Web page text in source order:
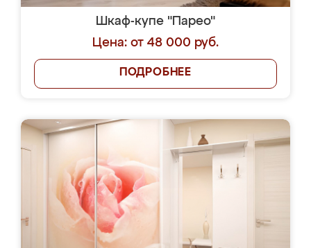
Шкаф-купе "Парео"
Цена: от 48 000 руб.
ПОДРОБНЕЕ